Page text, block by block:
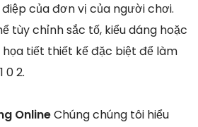
của đơn vị của người chơi.
tùy chỉnh sắc tố, kiểu dáng hoặc
tiết thiết kế đặc biệt để làm
0 2.
OnlineChúng chúng tôi hiểu